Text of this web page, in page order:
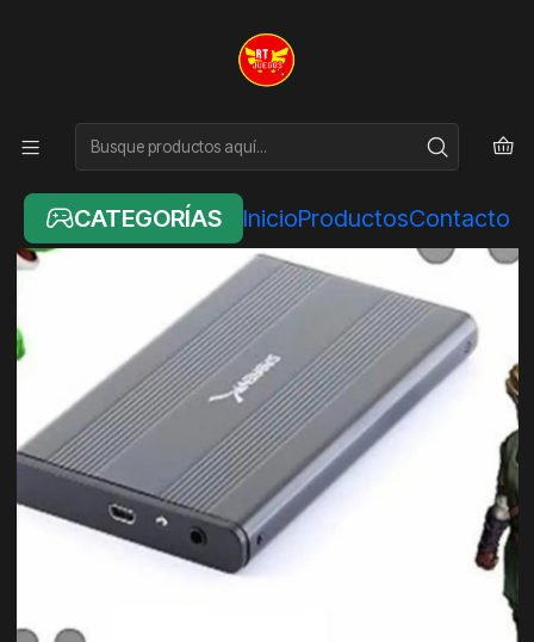
CATEGORÍAS InicioProductosContacto
DISCO DURO CON JUEGOS DE WII DE 160GB CON 150 JUEGOS